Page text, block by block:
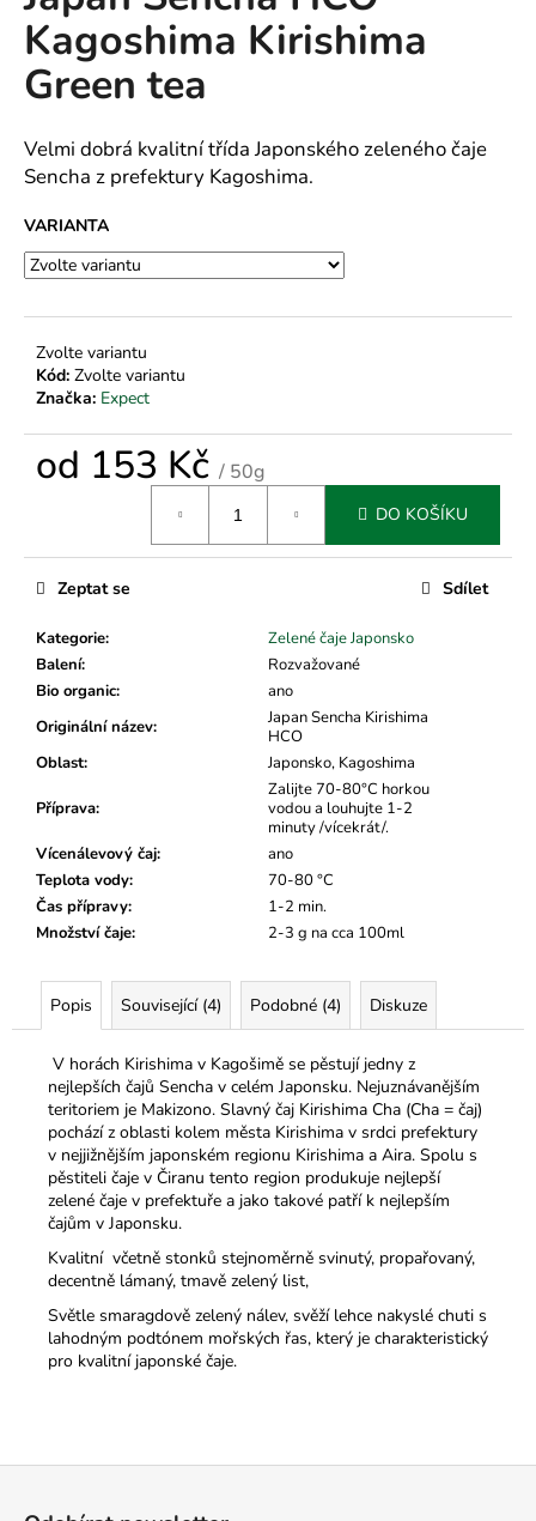
0,0
z
5
hvězdiček.
Kagoshima Kirishima
Green tea
Velmi dobrá kvalitní třída Japonského zeleného čaje
Sencha z prefektury Kagoshima.
VARIANTA
Zvolte variantu
Kód: Zvolte variantu
Značka: Expect
od 153 Kč / 50g
DO KOŠÍKU
Kategorie:
Zelené čaje Japonsko
Balení:
Rozvažované
Bio organic:
ano
Originální název:
Japan Sencha Kirishima
HCO
Oblast: Japonsko, Kagoshima
Příprava:
Zalijte 70-80°C horkou
vodou a louhujte 1-2
minuty /vícekrát/.
Vícenálevový čaj:
ano
Teplota vody:
70-80 °C
Čas přípravy:
1-2 min.
Množství čaje: 2-3 g na cca 100ml
Zeptat se Sdílet
Popis Související (4) Podobné (4) Diskuze
V horách Kirishima v Kagošimě se pěstují jedny z
nejlepších čajů Sencha v celém Japonsku. Nejuznávanějším
teritoriem je Makizono. Slavný čaj Kirishima Cha (Cha = čaj)
pochází z oblasti kolem města Kirishima v srdci prefektury
v nejjižnějším japonském regionu Kirishima a Aira. Spolu s
pěstiteli čaje v Čiranu tento region produkuje nejlepší
zelené čaje v prefektuře a jako takové patří k nejlepším
čajům v Japonsku.
Kvalitní včetně stonků stejnoměrně svinutý, propařovaný,
decentně lámaný, tmavě zelený list,
Světle smaragdově zelený nálev, svěží lehce nakyslé chuti s
lahodným podtónem mořských řas, který je charakteristický
pro kvalitní japonské čaje.
a
j
í
?
HLEDAT
D
o
p
o
u
m